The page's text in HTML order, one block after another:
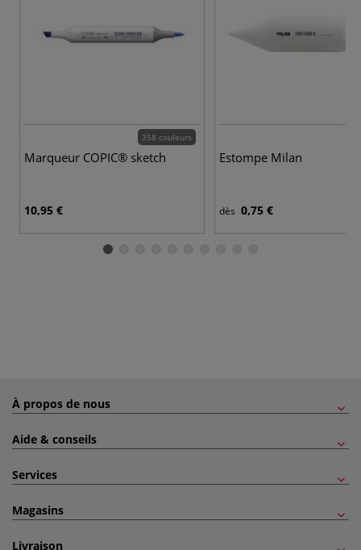
358 couleurs
Marqueur COPIC® sketch
10,95 €
Estompe Milan
dès 0,75 €
À propos de nous
Aide & conseils
Services
Magasins
Livraison